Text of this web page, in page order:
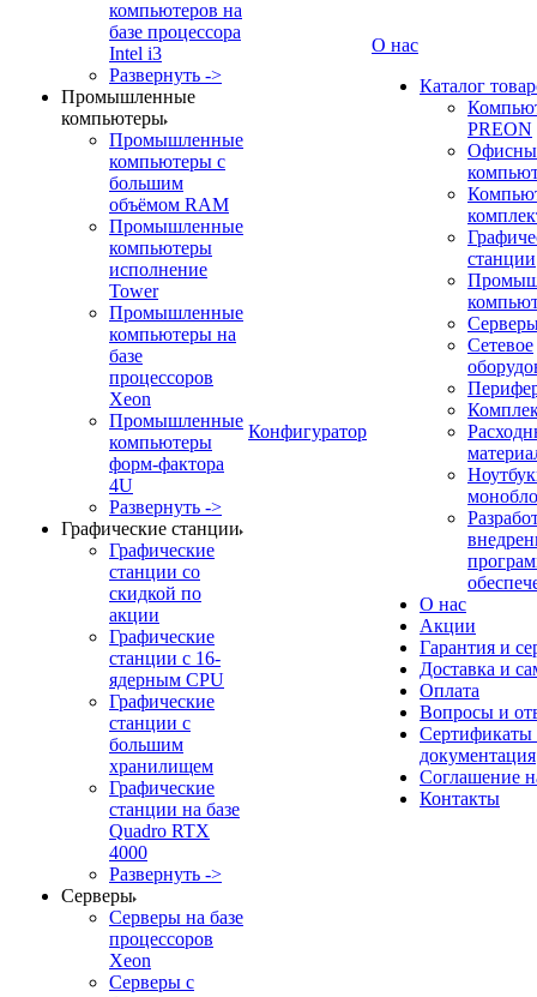
компьютеров на
базе процессора
Intel i3
Развернуть ->
Промышленные
компьютеры
Промышленные
компьютеры с
большим
объёмом RAM
Промышленные
компьютеры
исполнение
Tower
Промышленные
компьютеры на
базе
процессоров
Xeon
Промышленные
компьютеры
форм-фактора
4U
Развернуть ->
Графические станции
Графические
станции со
скидкой по
акции
Графические
станции с 16-
ядерным CPU
Графические
станции с
большим
хранилищем
Графические
станции на базе
Quadro RTX
4000
Развернуть ->
Серверы
Серверы на базе
процессоров
Xeon
Серверы с
Конфигуратор
О нас
Каталог
PREON
станции
Сетевое
О нас
Акции
Гарантия и
Доставка и
Оплата
Вопросы и
Сертификаты
документация
Соглашение
Контакты